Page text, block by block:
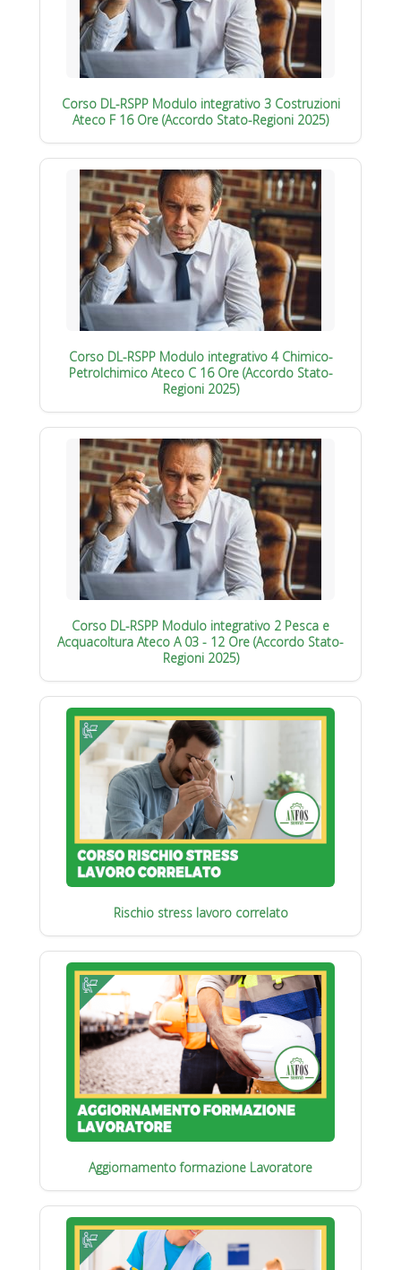
Corso DL-RSPP Modulo integrativo 3 Costruzioni
Ateco F 16 Ore (Accordo Stato-Regioni 2025)
Corso DL-RSPP Modulo integrativo 4 Chimico-
Petrolchimico Ateco C 16 Ore (Accordo Stato-
Regioni 2025)
Corso DL-RSPP Modulo integrativo 2 Pesca e
Acquacoltura Ateco A 03 - 12 Ore (Accordo Stato-
Regioni 2025)
Rischio stress lavoro correlato
Aggiornamento formazione Lavoratore